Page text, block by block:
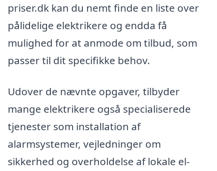
priser.dk kan du nemt finde en liste over
pålidelige elektrikere og endda få
mulighed for at anmode om tilbud, som
passer til dit specifikke behov.
Udover de nævnte opgaver, tilbyder
mange elektrikere også specialiserede
tjenester som installation af
alarmsystemer, vejledninger om
sikkerhed og overholdelse af lokale el-